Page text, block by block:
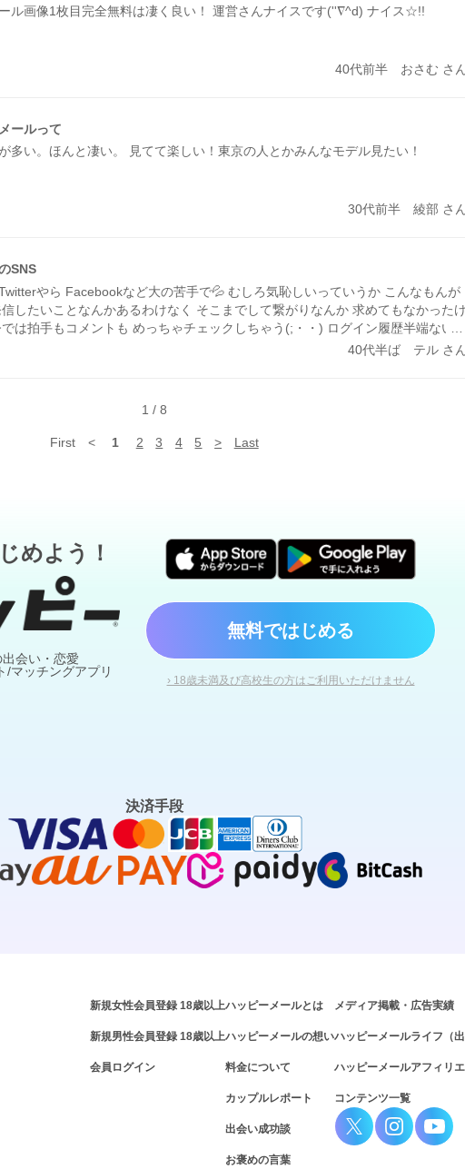
ル画像1枚目完全無料は凄く良い！ 運営さんナイスです(''∇^d) ナイス☆!!
40代前半 おさむ さ
ールって
多い。ほんと凄い。 見てて楽しい！東京の人とかみんなモデル見たい！
30代前半 綾部 さ
SNS
やら Facebookなど大の苦手で💦 むしろ気恥しいっていうか こんなもんが
したいことなんかあるわけなく そこまでして繋がりなんか 求めてもなかったけ
は拍手もコメントも めっちゃチェックしちゃう(;・・) ログイン履歴半端ないん
) 斜め上からみてた出会い系サイト ところがどっこい 大人の集まりだったね 正し
40代半ば テル さ
1 / 8
First < 1 2 3 4 5 > Last
めよう！
会い・恋愛
/マッチングアプリ
無料ではじめる
› 18歳未満及び高校生の方はご利用いただけません
決済手段
新規女性会員登録 18歳以上
新規男性会員登録 18歳以上
会員ログイン
ハッピーメールとは
ハッピーメールの想い
料金について
カップルレポート
出会い成功談
お褒めの言葉
メディア掲載・広告実績
ハッピーメールライフ（
ハッピーメールアフィリ
コンテンツ一覧